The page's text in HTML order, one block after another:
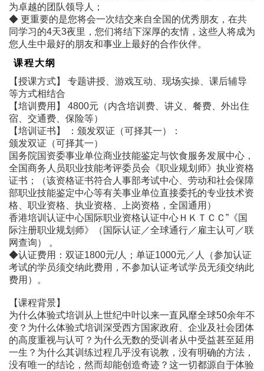
为卓越的团队领导人；
◆ 更重要的是您将会一次结交来自全国的优秀朋友，在共
同学习的4天3夜里，您们将结下深厚的友情，这些人将成为
您人生中最好的朋友和事业上最好的合作伙伴。
课程大纲
【授课方式】 专题讲授、游戏互动、现场实操、课后辅导
等方式相结合
【培训费用】 4800元（内含培训费、讲义、餐费、外出住
宿、交通费、保险等）
【培训证书】 ：颁发双证（可择其一）：
颁发双证（可择其一）
国务院国资委事业单位商业技能鉴定与饮食服务发展中心，
全国商务人员职业技能考评委员会《职业规划师》执业资格
证书；（该资格证书符合人事部考试中心、劳动和社会保障
部职业技能鉴定中心等有关事业单位直接委托的专业技术资
格、职业资格、执业资格、上岗资格，全国通用）
香港培训认证中心国际职业资格认证中心ＨＫＴＣＣ”《国
际注册职业规划师》（国际认证／全球通行／雇主认可／联
网查询） 。
◆认证费用：双证1800元/人；单证1000元／人（参加认证
考试的学员须交纳此费用，不参加认证考试学员无须交纳此
费用）。
【课程背景】
为什么体验式培训从上世纪中叶以来一直风靡全球50余年不
变？为什么体验式培训深受西方国家政府、企业及社会团体
的高度重视与认可？为什么无数的受训者从中受益甚至延用
一生？为什么其训练过程几乎没有说教，没有明确的方法，
没有唯一的结论，然而却能创造奇迹？这一切都源自于体验